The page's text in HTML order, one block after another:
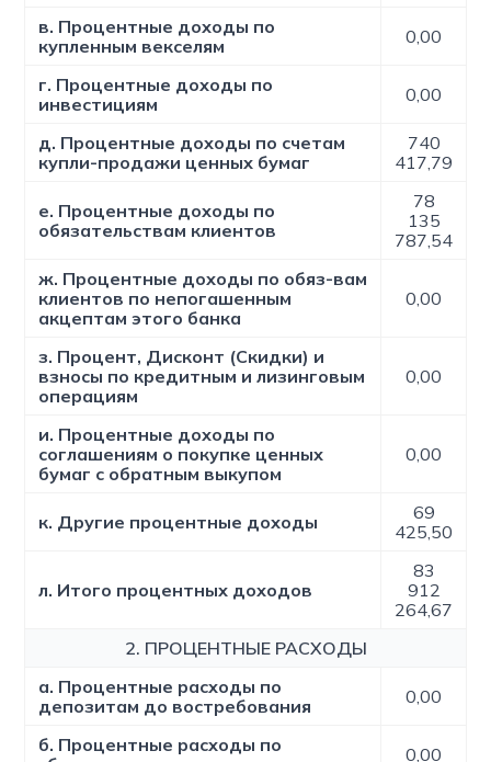
в. Процентные доходы по
купленным векселям
0,00
г. Процентные доходы по
инвестициям
0,00
д. Процентные доходы по счетам
купли-продажи ценных бумаг
740
417,79
е. Процентные доходы по
обязательствам клиентов
78
135
787,54
ж. Процентные доходы по обяз-вам
клиентов по непогашенным
акцептам этого банка
0,00
з. Процент, Дисконт (Скидки) и
взносы по кредитным и лизинговым
операциям
0,00
и. Процентные доходы по
соглашениям о покупке ценных
бумаг с обратным выкупом
0,00
к. Другие процентные доходы
69
425,50
л. Итого процентных доходов
83
912
264,67
2. ПРОЦЕНТНЫЕ РАСХОДЫ
а. Процентные расходы по
депозитам до востребования
0,00
б. Процентные расходы по
0,00